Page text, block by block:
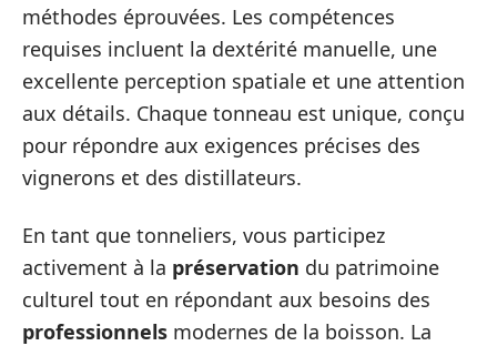
méthodes éprouvées. Les compétences
requises incluent la dextérité manuelle, une
excellente perception spatiale et une attention
aux détails. Chaque tonneau est unique, conçu
pour répondre aux exigences précises des
vignerons et des distillateurs.
En tant que tonneliers, vous participez
activement à la préservation du patrimoine
culturel tout en répondant aux besoins des
professionnels modernes de la boisson. La